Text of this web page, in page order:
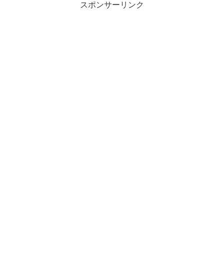
スポンサーリンク